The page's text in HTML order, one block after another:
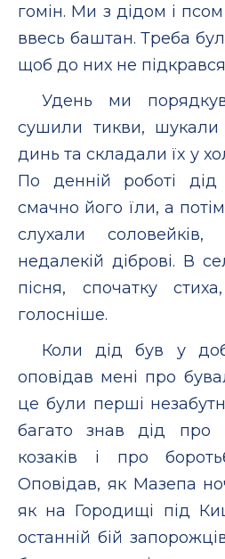
гомін. Ми з дідом і
ввесь баштан. Треба
щоб до них не
Удень ми
сушили тикви, шукали
динь та складали їх у
По денній роботі
смачно його їли, а
слухали
недалекій діброві. В
пісня, спочатку
голосніше.
Коли дід був у
оповідав мені про
це були перші
багато знав дід про
козаків і про
Оповідав, як Мазепа
як на Городищі під
останній бій